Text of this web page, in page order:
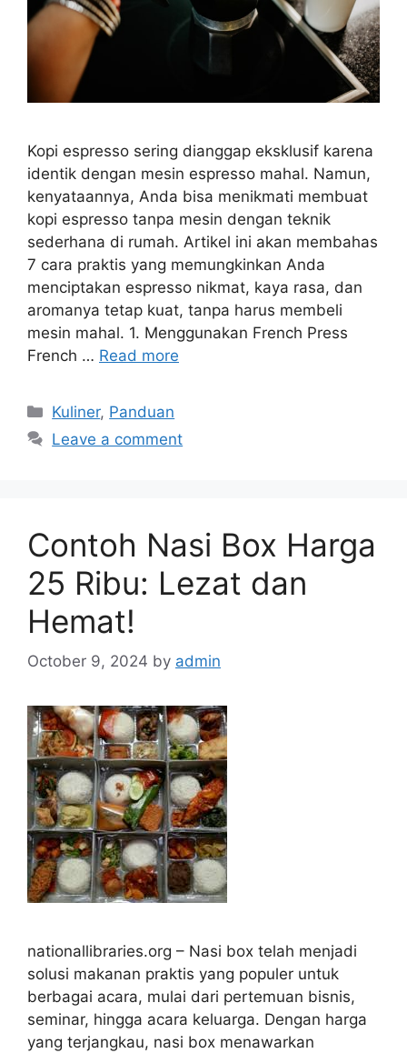
Kopi espresso sering dianggap eksklusif karena
identik dengan mesin espresso mahal. Namun,
kenyataannya, Anda bisa menikmati membuat
kopi espresso tanpa mesin dengan teknik
sederhana di rumah. Artikel ini akan membahas
7 cara praktis yang memungkinkan Anda
menciptakan espresso nikmat, kaya rasa, dan
aromanya tetap kuat, tanpa harus membeli
mesin mahal. 1. Menggunakan French Press
French … Read more
Categories
Kuliner, Panduan
Leave a comment
Contoh Nasi Box Harga
25 Ribu: Lezat dan
Hemat!
October 9, 2024 by admin
nationallibraries.org – Nasi box telah menjadi
solusi makanan praktis yang populer untuk
berbagai acara, mulai dari pertemuan bisnis,
seminar, hingga acara keluarga. Dengan harga
yang terjangkau, nasi box menawarkan